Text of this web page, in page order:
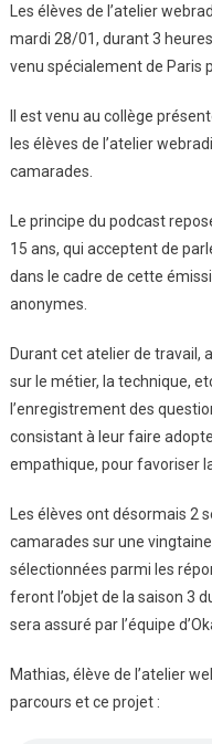
Les élèves de l’atelier
mardi 28/01, durant 3
venu spécialement de Paris
Il est venu au collège
les élèves de l’atelier
camarades.
Le principe du podcast
15 ans, qui acceptent de
dans le cadre de cette
anonymes.
Durant cet atelier de travail,
sur le métier, la technique,
l’enregistrement des
consistant à leur faire
empathique, pour favoriser
Les élèves ont désormais 2
camarades sur une
sélectionnées parmi les
feront l’objet de la saison 3
sera assuré par l’équipe
Mathias, élève de l’atelier
parcours et ce projet :